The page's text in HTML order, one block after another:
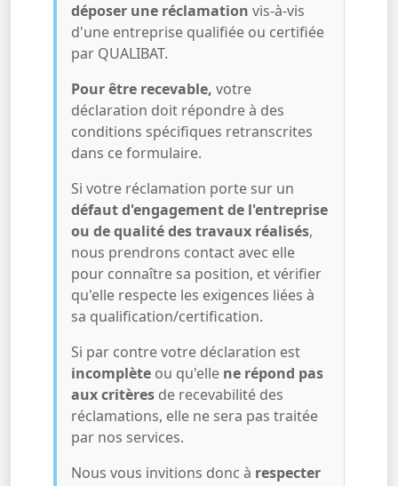
déposer une réclamation vis-à-vis
d'une entreprise qualifiée ou certifiée
par QUALIBAT.
Pour être recevable, votre
déclaration doit répondre à des
conditions spécifiques retranscrites
dans ce formulaire.
Si votre réclamation porte sur un
défaut d'engagement de l'entreprise
ou de qualité des travaux réalisés,
nous prendrons contact avec elle
pour connaître sa position, et vérifier
qu'elle respecte les exigences liées à
sa qualification/certification.
Si par contre votre déclaration est
incomplète ou qu'elle ne répond pas
aux critères de recevabilité des
réclamations, elle ne sera pas traitée
par nos services.
Nous vous invitions donc à respecter